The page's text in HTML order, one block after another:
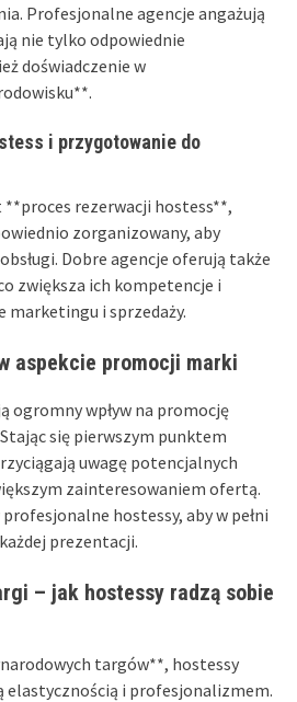
Profesjonalne agencje angażują
nie tylko odpowiednie
doświadczenie w
i przygotowanie do
rezerwacji hostess**,
zorganizowany, aby
Dobre agencje oferują także
zwiększa ich kompetencje i
marketingu i sprzedaży.
aspekcie promocji marki
ogromny wpływ na promocję
się pierwszym punktem
uwagę potencjalnych
zainteresowaniem ofertą.
hostessy, aby w pełni
prezentacji.
– jak hostessy radzą sobie
targów**, hostessy
elastycznością i profesjonalizmem.